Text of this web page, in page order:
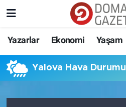
Yazarlar Ekonomi Yaşam
Yalova Hava Durumu